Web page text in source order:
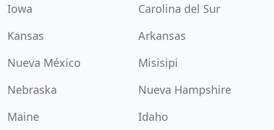
Iowa
Carolina del Sur
Kansas
Arkansas
Nueva México
Misisipi
Nebraska
Nueva Hampshire
Maine
Idaho